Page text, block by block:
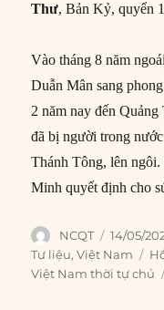
Thư, Bản Kỷ, quyển
Vào tháng 8 năm
Duẫn Mân sang
2 năm nay đến
đã bị người trong
Thánh Tông, lên
Minh quyết định cho
Author
NCQT
Posted
on
14/05/
Tư liệu,Việt Nam
Việt Nam thời tự chủ